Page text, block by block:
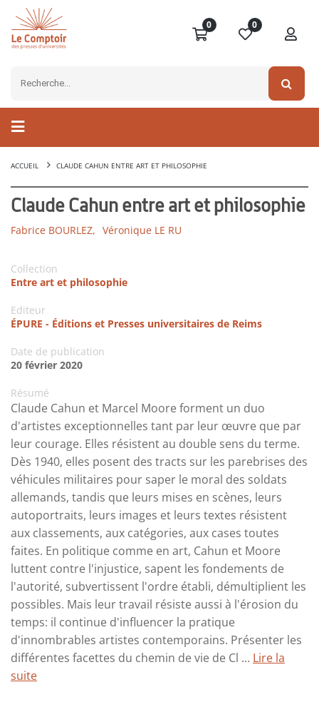
0 0
ACCUEIL CLAUDE CAHUN ENTRE ART ET PHILOSOPHIE
Claude Cahun entre art et philosophie
Fabrice BOURLEZ, Véronique LE RU
Collection
Entre art et philosophie
Editeur
ÉPURE - Éditions et Presses universitaires de Reims
Date de publication
20 février 2020
Résumé
Claude Cahun et Marcel Moore forment un duo
d'artistes exceptionnelles tant par leur œuvre que par
leur courage. Elles résistent au double sens du terme.
Dès 1940, elles posent des tracts sur les parebrises des
véhicules militaires pour saper le moral des soldats
allemands, tandis que leurs mises en scènes, leurs
autoportraits, leurs images et leurs textes résistent
aux classements, aux catégories, aux cases toutes
faites. En politique comme en art, Cahun et Moore
luttent contre l'injustice, sapent les fondements de
l'autorité, subvertissent l'ordre établi, démultiplient les
possibles. Mais leur travail résiste aussi à l'érosion du
temps: il continue d'influencer la pratique
d'innombrables artistes contemporains. Présenter les
différentes facettes du chemin de vie de Cl ... Lire la
suite